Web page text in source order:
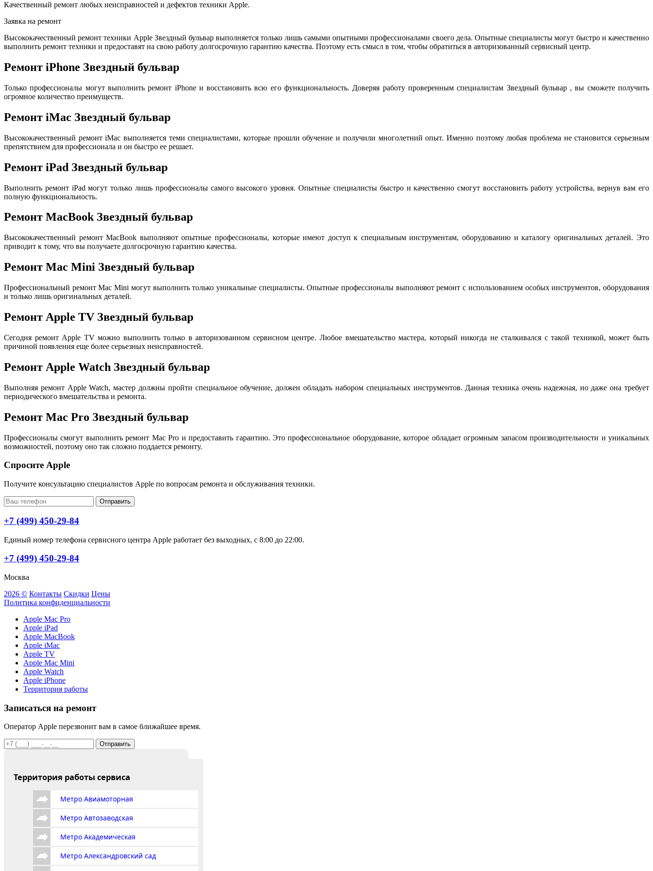
Качественный ремонт любых неисправностей и дефектов техники Apple.
Заявка на ремонт
Высококачественный ремонт техники Apple Звездный бульвар выполняется только лишь самыми опытными профессионалами своего дела. Опытные специалисты могут быстро и качественно
выполнить ремонт техники и предоставят на свою работу долгосрочную гарантию качества. Поэтому есть смысл в том, чтобы обратиться в авторизованный сервисный центр.
Ремонт iPhone Звездный бульвар
Только профессионалы могут выполнить ремонт iPhone и восстановить всю его функциональность. Доверяя работу проверенным специалистам Звездный бульвар , вы сможете получить
огромное количество преимуществ.
Ремонт iMac Звездный бульвар
Высококачественный ремонт iMac выполняется теми специалистами, которые прошли обучение и получили многолетний опыт. Именно поэтому любая проблема не становится серьезным
препятствием для профессионала и он быстро ее решает.
Ремонт iPad Звездный бульвар
Выполнить ремонт iPad могут только лишь профессионалы самого высокого уровня. Опытные специалисты быстро и качественно смогут восстановить работу устройства, вернув вам его
полную функциональность.
Ремонт MacBook Звездный бульвар
Высококачественный ремонт MacBook выполняют опытные профессионалы, которые имеют доступ к специальным инструментам, оборудованию и каталогу оригинальных деталей. Это
приводит к тому, что вы получаете долгосрочную гарантию качества.
Ремонт Mac Mini Звездный бульвар
Профессиональный ремонт Mac Mini могут выполнить только уникальные специалисты. Опытные профессионалы выполняют ремонт с использованием особых инструментов, оборудования
и только лишь оригинальных деталей.
Ремонт Apple TV Звездный бульвар
Сегодня ремонт Apple TV можно выполнить только в авторизованном сервисном центре. Любое вмешательство мастера, который никогда не сталкивался с такой техникой, может быть
причиной появления еще более серьезных неисправностей.
Ремонт Apple Watch Звездный бульвар
Выполняя ремонт Apple Watch, мастер должны пройти специальное обучение, должен обладать набором специальных инструментов. Данная техника очень надежная, но даже она требует
периодического вмешательства и ремонта.
Ремонт Mac Pro Звездный бульвар
Профессионалы смогут выполнить ремонт Mac Pro и предоставить гарантию. Это профессиональное оборудование, которое обладает огромным запасом производительности и уникальных
возможностей, поэтому оно так сложно поддается ремонту.
Спросите Apple
Получите консультацию специалистов Apple по вопросам ремонта и обслуживания техники.
Отправить
+7 (499) 450-29-84
Единый номер телефона сервисного центра Apple работает без выходных, с 8:00 до 22:00.
+7 (499) 450-29-84
Москва
2026 © Контакты Скидки Цены
Политика конфиденциальности
Apple Mac Pro
Apple iPad
Apple MacBook
Apple iMac
Apple TV
Apple Mac Mini
Apple Watch
Apple iPhone
Территория работы
Записаться на ремонт
Оператор Apple перезвонит вам в самое ближайшее время.
Отправить
Территория работы сервиса
Метро Авиамоторная
Метро Автозаводская
Метро Академическая
Метро Александровский сад